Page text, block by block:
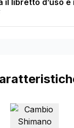
il libretto d’uso